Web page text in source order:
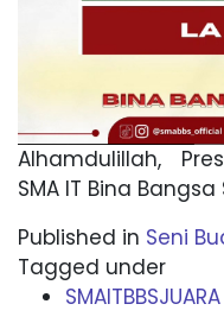
Alhamdulillah,
SMA IT Bina
Published in Seni
Tagged under
SMAITBBSJUARA